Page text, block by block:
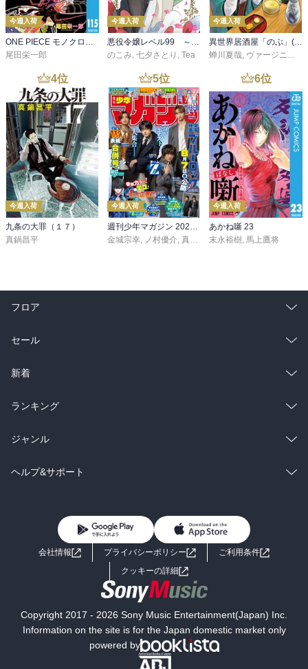
今週入荷
尾田栄一郎
今週入荷
のこみ 七夕さとり Tea
今週入荷
蝉川夏哉 ヴァージニア二等兵
4位
今週入荷
九条の大罪（１７）
真鍋昌平
5位
今週入荷
週刊少年マガジン 2026年36・37号[2026年8月5日発売]
金城宗幸, ノ村優介, 真島ヒロ ,宮島礼吏,新川直司
6位
今週入荷
あかね噺 23
末永裕樹, 馬上鷹将
フロア
総合
ラノベ
雑誌・グラビア
BL・TL
セール
総合
ラノベ
雑誌・グラビア
BL・TL
新着
総合
ラノベ
雑誌・グラビア
ランキング
総合
ラノベ
ジャンル
コミック
ライトノベル 男子向けラノベ
小説
海外小説
ミステリー SF
文学
ヘルプ&サポート
よくあるご質問 お問い合わせ
会社情報 プライバシーポリシー
ご利用条件
クッキーの詳細
Copyright 2017 - 2026 Sony Music Entertainment(Japan) Inc.
Information on the site is for the Japan domestic market only
powered by